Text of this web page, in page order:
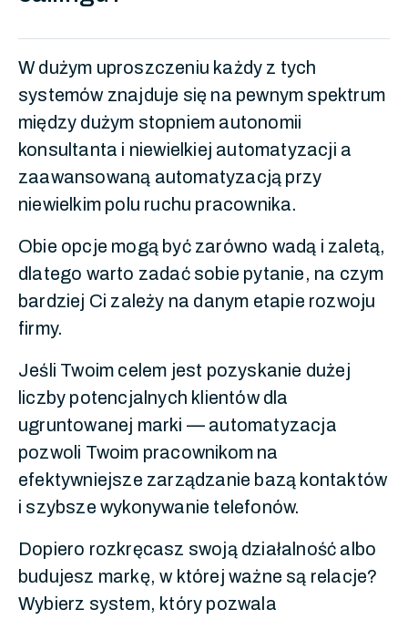
W dużym uproszczeniu każdy z tych
systemów znajduje się na pewnym spektrum
między dużym stopniem autonomii
konsultanta i niewielkiej automatyzacji a
zaawansowaną automatyzacją przy
niewielkim polu ruchu pracownika.
Obie opcje mogą być zarówno wadą i zaletą,
dlatego warto zadać sobie pytanie, na czym
bardziej Ci zależy na danym etapie rozwoju
firmy.
Jeśli Twoim celem jest pozyskanie dużej
liczby potencjalnych klientów dla
ugruntowanej marki — automatyzacja
pozwoli Twoim pracownikom na
efektywniejsze zarządzanie bazą kontaktów
i szybsze wykonywanie telefonów.
Dopiero rozkręcasz swoją działalność albo
budujesz markę, w której ważne są relacje?
Wybierz system, który pozwala